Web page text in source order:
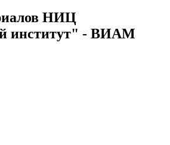
НИЦ
институт" - ВИАМ